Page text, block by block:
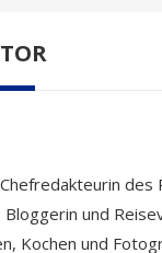
und
Kochen und